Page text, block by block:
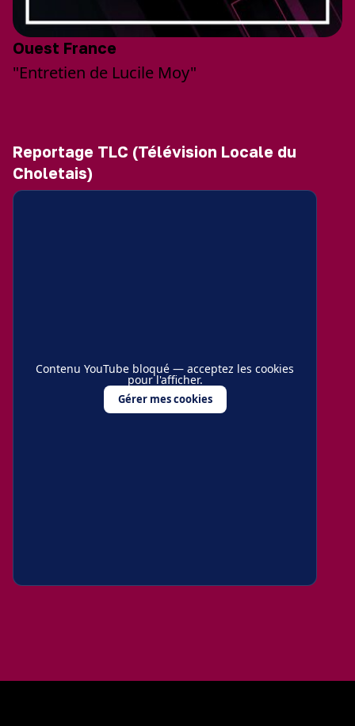
Ouest France
"Entretien de Lucile Moy"
Reportage TLC (Télévision Locale du
Choletais)
Contenu YouTube bloqué — acceptez les cookies
pour l'afficher.
Gérer mes cookies